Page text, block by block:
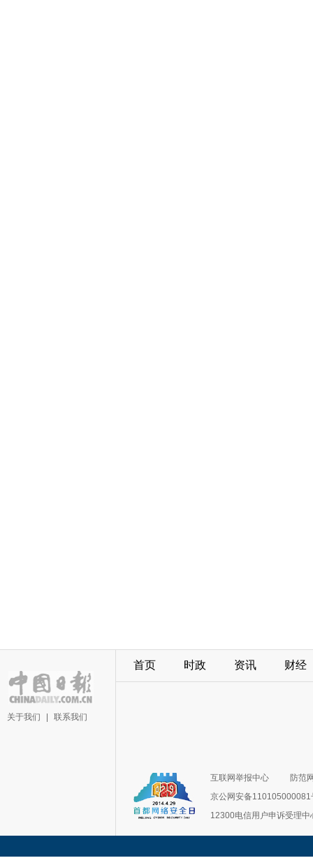
关于我们 联系我们
首页 时政 资讯 财经
互联网举报中心
防范
京公网安备110105000081
12300电信用户申诉受理中